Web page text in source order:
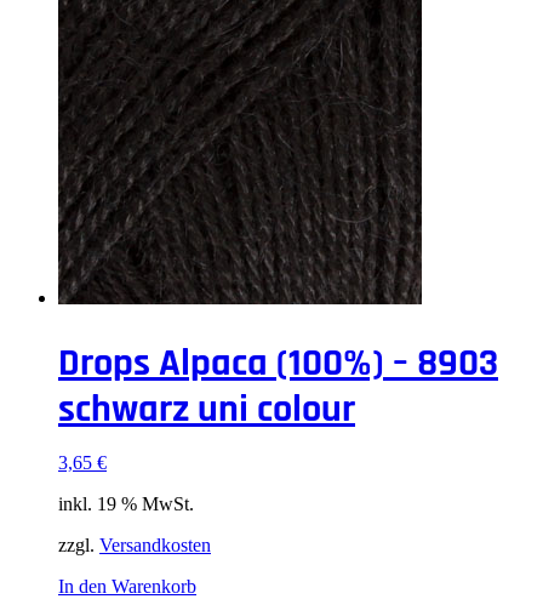
Drops Alpaca (100%) – 8903
schwarz uni colour
3,65 €
inkl. 19 % MwSt.
zzgl. Versandkosten
In den Warenkorb